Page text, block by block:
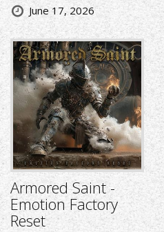
June 17, 2026
Armored Saint -
Emotion Factory
Reset